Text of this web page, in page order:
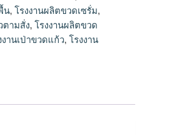
น,โรงงานผลิตขวดเซรั่ม,
ตามสั่ง,โรงงานผลิตขวด
งานเป่าขวดแก้ว,โรงงาน